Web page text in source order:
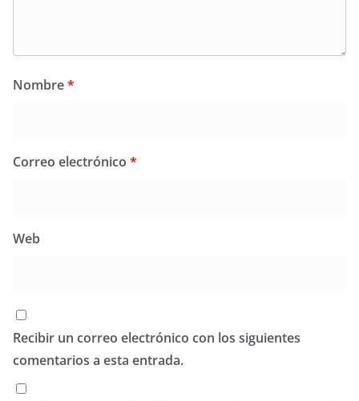
Nombre*
Correo electrónico *
Web
Recibir un correo electrónico con los siguientes
comentarios a esta entrada.